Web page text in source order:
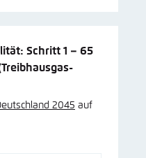
Schritt 1 – 65
2045 auf